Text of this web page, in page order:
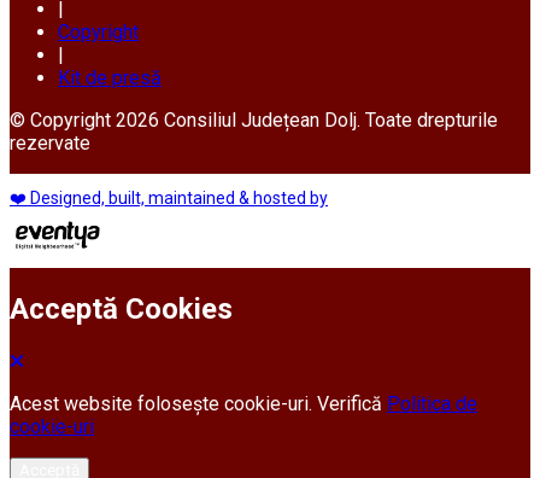
Copyright
Kit de presă
© Copyright 2026 Consiliul Județean Dolj. Toate drepturile
rezervate
❤️ Designed, built, maintained & hosted by
Acceptă Cookies
Acest website folosește cookie-uri. Verifică Politica de
cookie-uri